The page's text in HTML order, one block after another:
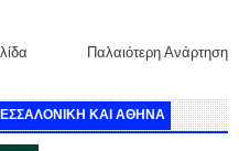
Παλαιότερη Ανάρτηση
ΚΑΙ ΑΘΗΝΑ